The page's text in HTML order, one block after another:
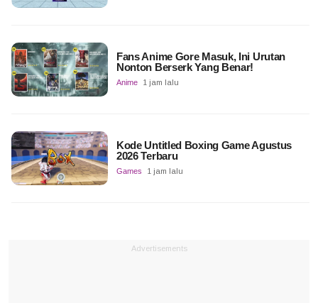
Fans Anime Gore Masuk, Ini Urutan
Nonton Berserk Yang Benar!
Anime 1 jam lalu
Kode Untitled Boxing Game Agustus
2026 Terbaru
Games 1 jam lalu
Advertisements